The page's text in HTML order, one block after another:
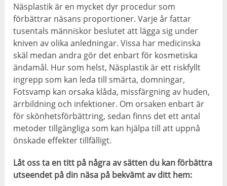
Näsplastik är en mycket dyr procedur som
förbättrar näsans proportioner. Varje år fattar
tusentals människor beslutet att lägga sig under
kniven av olika anledningar. Vissa har medicinska
skäl medan andra gör det enbart för kosmetiska
ändamål. Hur som helst, Näsplastik är ett riskfyllt
ingrepp som kan leda till smärta, domningar,
Fotsvamp kan orsaka klåda, missfärgning av huden,
ärrbildning och infektioner. Om orsaken enbart är
för skönhetsförbättring, sedan finns det ett antal
metoder tillgängliga som kan hjälpa till att uppnå
önskade effekter tillfälligt.
Låt oss ta en titt på några av sätten du kan förbättra
utseendet på din näsa på bekvämt av ditt hem: